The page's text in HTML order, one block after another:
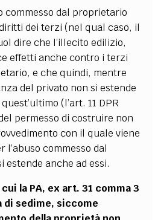
commesso dal proprietario
dei terzi (nel qual caso, il
dire che l’illecito edilizio,
effetti anche contro i terzi
e che quindi, mentre
del privato non si estende
(l’art. 11 DPR
permesso di costruire non
con il quale viene
commesso dal
anche ad essi.
la PA, ex art. 31 comma 3
di sedime, siccome